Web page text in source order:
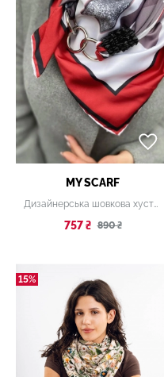
MY SCARF
Дизайнерська шовкова хустка My Scarf «Червоне то любов»
757 ₴ 890 ₴
15%